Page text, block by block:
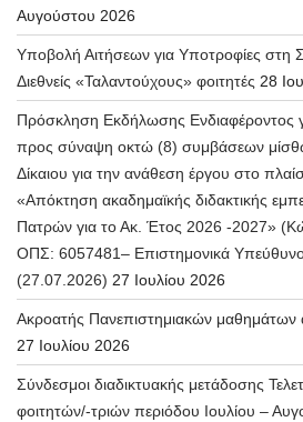
Αυγούστου 2026
Υποβολή Αιτήσεων για Υποτροφίες στη
Διεθνείς «Ταλαντούχους» φοιτητές 28
Πρόσκληση Εκδήλωσης Ενδιαφέροντος
προς σύναψη οκτώ (8) συμβάσεων
Δίκαιου για την ανάθεση έργου στο
«Απόκτηση ακαδημαϊκής διδακτικής
Πατρών για το Ακ. Έτος 2026 -2027»
ΟΠΣ: 6057481– Επιστημονικά
(27.07.2026) 27 Ιουλίου 2026
Ακροατής Πανεπιστημιακών
27 Ιουλίου 2026
Σύνδεσμοι διαδικτυακής μετάδοσης
φοιτητών/-τριών περιόδου Ιουλίου –